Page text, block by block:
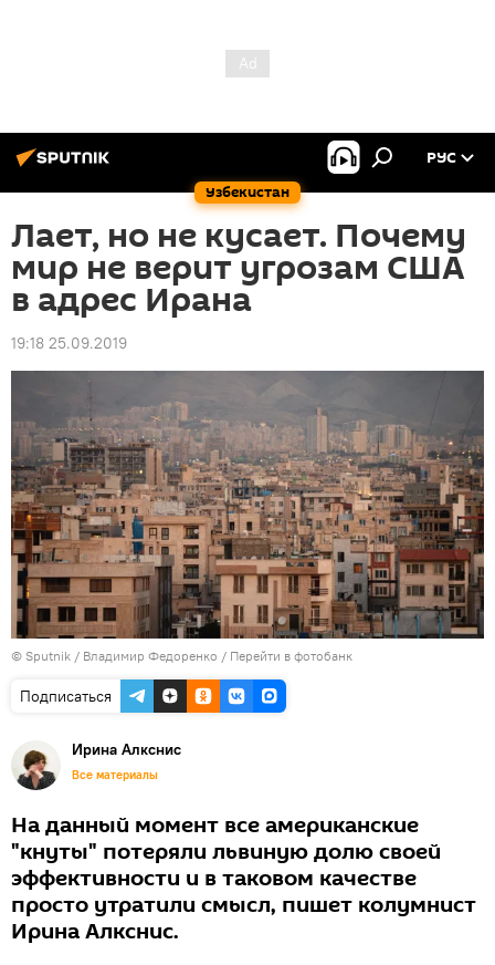
Узбекистан
РУС
Лает, но не кусает. Почему
мир не верит угрозам США
в адрес Ирана
19:18 25.09.2019
© Sputnik / Владимир Федоренко / Перейти в фотобанк
Подписаться
Ирина Алкснис
Все материалы
На данный момент все американские
"кнуты" потеряли львиную долю своей
эффективности и в таковом качестве
просто утратили смысл, пишет колумнист
Ирина Алкснис.